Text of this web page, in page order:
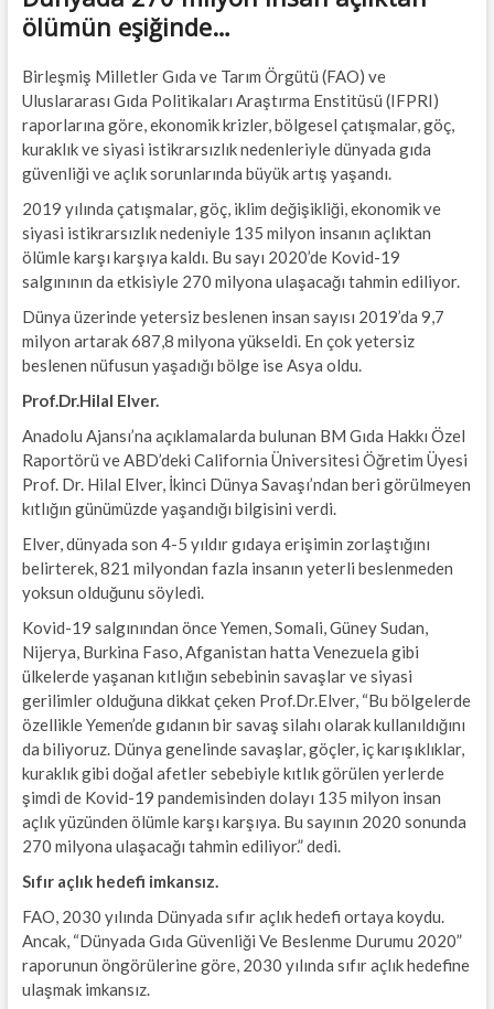
ölümün eşiğinde…
Birleşmiş Milletler Gıda ve Tarım Örgütü (FAO) ve
Uluslararası Gıda Politikaları Araştırma Enstitüsü (IFPRI)
raporlarına göre, ekonomik krizler, bölgesel çatışmalar, göç,
kuraklık ve siyasi istikrarsızlık nedenleriyle dünyada gıda
güvenliği ve açlık sorunlarında büyük artış yaşandı.
2019 yılında çatışmalar, göç, iklim değişikliği, ekonomik ve
siyasi istikrarsızlık nedeniyle 135 milyon insanın açlıktan
ölümle karşı karşıya kaldı. Bu sayı 2020’de Kovid-19
salgınının da etkisiyle 270 milyona ulaşacağı tahmin ediliyor.
Dünya üzerinde yetersiz beslenen insan sayısı 2019’da 9,7
milyon artarak 687,8 milyona yükseldi. En çok yetersiz
beslenen nüfusun yaşadığı bölge ise Asya oldu.
Prof.Dr.Hilal Elver.
Anadolu Ajansı’na açıklamalarda bulunan BM Gıda Hakkı Özel
Raportörü ve ABD’deki California Üniversitesi Öğretim Üyesi
Prof. Dr. Hilal Elver, İkinci Dünya Savaşı’ndan beri görülmeyen
kıtlığın günümüzde yaşandığı bilgisini verdi.
Elver, dünyada son 4-5 yıldır gıdaya erişimin zorlaştığını
belirterek, 821 milyondan fazla insanın yeterli beslenmeden
yoksun olduğunu söyledi.
Kovid-19 salgınından önce Yemen, Somali, Güney Sudan,
Nijerya, Burkina Faso, Afganistan hatta Venezuela gibi
ülkelerde yaşanan kıtlığın sebebinin savaşlar ve siyasi
gerilimler olduğuna dikkat çeken Prof.Dr.Elver, “Bu bölgelerde
özellikle Yemen’de gıdanın bir savaş silahı olarak kullanıldığını
da biliyoruz. Dünya genelinde savaşlar, göçler, iç karışıklıklar,
kuraklık gibi doğal afetler sebebiyle kıtlık görülen yerlerde
şimdi de Kovid-19 pandemisinden dolayı 135 milyon insan
açlık yüzünden ölümle karşı karşıya. Bu sayının 2020 sonunda
270 milyona ulaşacağı tahmin ediliyor.” dedi.
Sıfır açlık hedefi imkansız.
FAO, 2030 yılında Dünyada sıfır açlık hedefi ortaya koydu.
Ancak, “Dünyada Gıda Güvenliği Ve Beslenme Durumu 2020”
raporunun öngörülerine göre, 2030 yılında sıfır açlık hedefine
ulaşmak imkansız.